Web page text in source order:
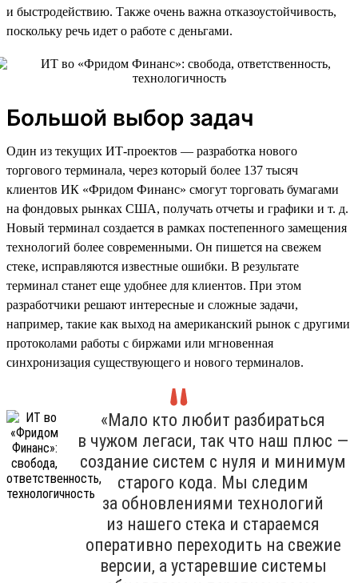
и быстродействию. Также очень важна отказоустойчивость,
поскольку речь идет о работе с деньгами.
Большой выбор задач
Один из текущих ИТ-проектов — разработка нового
торгового терминала, через который более 137 тысяч
клиентов ИК «Фридом Финанс» смогут торговать бумагами
на фондовых рынках США, получать отчеты и графики и т. д.
Новый терминал создается в рамках постепенного замещения
технологий более современными. Он пишется на свежем
стеке, исправляются известные ошибки. В результате
терминал станет еще удобнее для клиентов. При этом
разработчики решают интересные и сложные задачи,
например, такие как выход на американский рынок с другими
протоколами работы с биржами или мгновенная
синхронизация существующего и нового терминалов.
«Мало кто любит разбираться
в чужом легаси, так что наш плюс —
создание систем с нуля и минимум
старого кода. Мы следим
за обновлениями технологий
из нашего стека и стараемся
оперативно переходить на свежие
версии, а устаревшие системы